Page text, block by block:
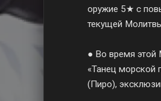
оружие 5★ с
текущей
● Во время этой
«Танец морской
(Пиро),